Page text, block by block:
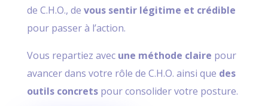
de C.H.O., de vous sentir légitime et crédible
pour passer à l’action.
Vous repartiez avec une méthode claire pour
avancer dans votre rôle de C.H.O. ainsi que des
outils concretspour consolider votre posture.